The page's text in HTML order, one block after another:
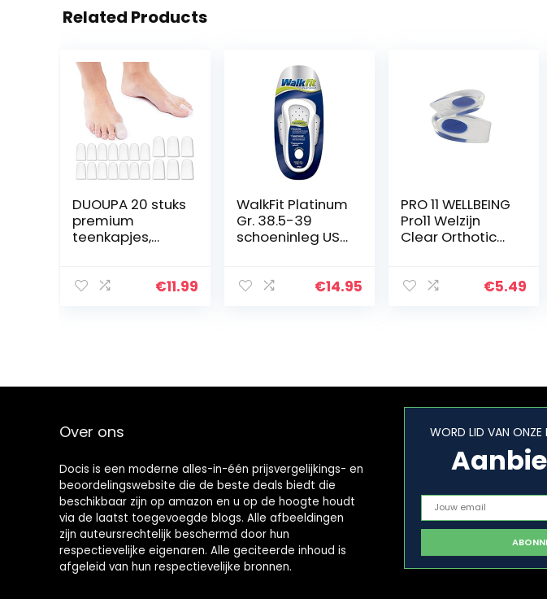
Related Products
DUOUPA 20 stuks
premium
teenkapjes,
teenbeschermin
€11.99
WalkFit Platinum
Gr. 38.5-39
schoeninleg US
€14.95
PRO 11 WELLBEING
Pro11 Welzijn
Clear Orthotic
behandeling€5.49
Over ons
Docis is een moderne alles-in-één prijsvergelijkings- en
beoordelingswebsite die de beste deals biedt die
beschikbaar zijn op amazon en u op de hoogte houdt
via de laatst toegevoegde blogs. Alle afbeeldingen
zijn auteursrechtelijk beschermd door hun
respectievelijke eigenaren. Alle geciteerde inhoud is
afgeleid van hun respectievelijke bronnen.
WORD LID VAN ONZE